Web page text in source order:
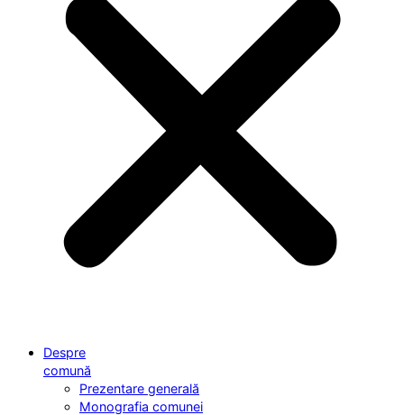
Despre
comună
Prezentare generală
Monografia comunei